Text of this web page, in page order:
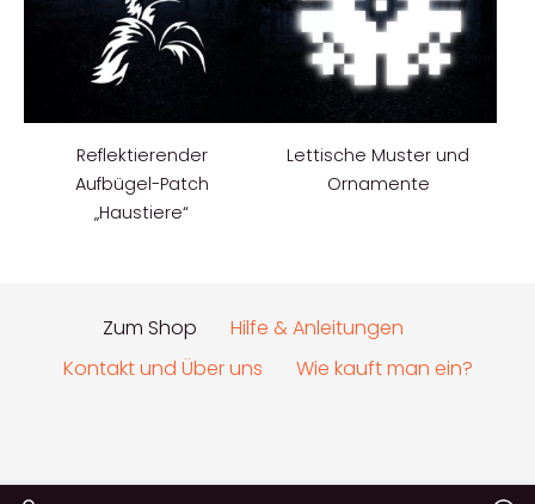
Reflektierender
Aufbügel-Patch
„Haustiere“
Lettische Muster und
Ornamente
Zum Shop
Hilfe & Anleitungen
Kontakt und Über uns
Wie kauft man ein?